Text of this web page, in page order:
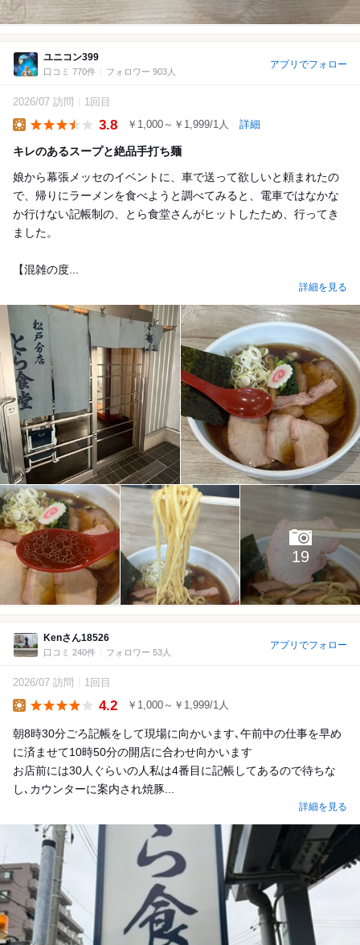
ユニコン399
口コミ 770件 フォロワー 903人
アプリでフォロー
2026/07 訪問 1回目
3.8 ￥1,000～￥1,999/1人 詳細
キレのあるスープと絶品手打ち麺
娘から幕張メッセのイベントに、車で送って欲しいと頼まれたの
で、帰りにラーメンを食べようと調べてみると、電車ではなかな
か行けない記帳制の、とら食堂さんがヒットしたため、行ってき
ました。
【混雑の度...
詳細を見る
19
Kenさん18526
口コミ 240件 フォロワー 53人
アプリでフォロー
2026/07 訪問 1回目
4.2 ￥1,000～￥1,999/1人
朝8時30分ごろ記帳をして現場に向かいます､午前中の仕事を早め
に済ませて10時50分の開店に合わせ向かいます
お店前には30人ぐらいの人私は4番目に記帳してあるので待ちな
し､カウンターに案内され焼豚...
詳細を見る